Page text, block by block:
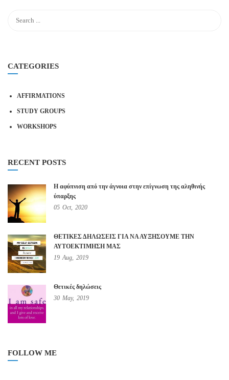
CATEGORIES
AFFIRMATIONS
STUDY GROUPS
WORKSHOPS
RECENT POSTS
Η αφύπνιση από την άγνοια στην επίγνωση της αληθινής
ύπαρξης
05 Oct, 2020
ΘΕΤΙΚΕΣ ΔΗΛΩΣΕΙΣ ΓΙΑ ΝΑ ΑΥΞΗΣΟΥΜΕ ΤΗΝ
ΑΥΤΟΕΚΤΙΜΗΣΗ ΜΑΣ
19 Aug, 2019
Θετικές δηλώσεις
30 May, 2019
FOLLOW ME